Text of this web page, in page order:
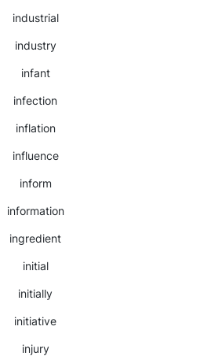
industrial
industry
infant
infection
inflation
influence
inform
information
ingredient
initial
initially
initiative
injury